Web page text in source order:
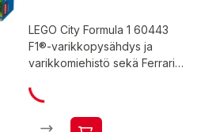
LEGO City Formula 1 60443
F1®-varikkopysähdys ja
varikkomiehistö sekä Ferrari-